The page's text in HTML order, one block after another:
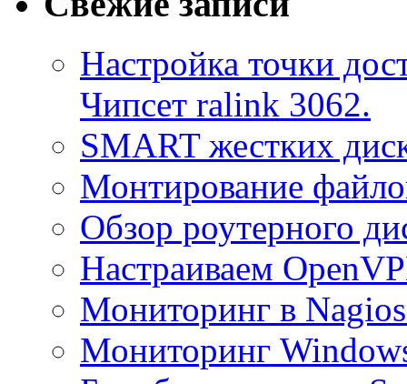
Настройка точки
Чипсет ralink 3062.
SMART жестких
Монтирование
Обзор роутерного
Настраиваем
Мониторинг в
Мониторинг